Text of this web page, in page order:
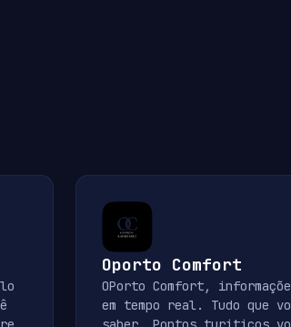
Oporto Comfort
OPorto Comfort,
em tempo real. Tudo que